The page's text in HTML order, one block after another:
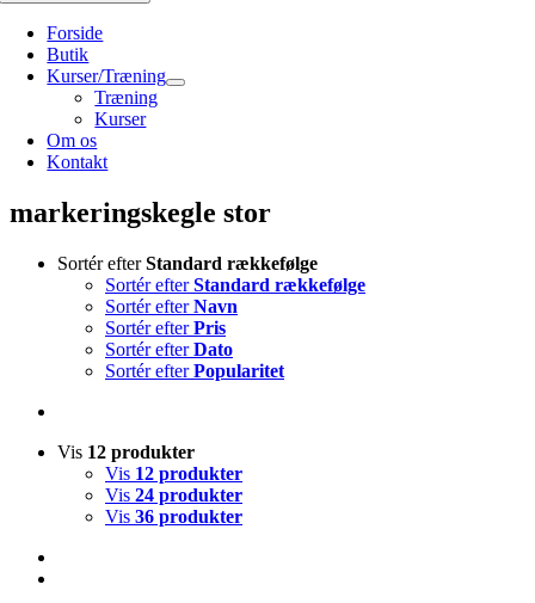
Forside
Butik
Kurser/Træning
Træning
Kurser
Om os
Kontakt
markeringskegle stor
Sortér efterStandard rækkefølge
Sortér efterStandard rækkefølge
Sortér efterNavn
Sortér efterPris
Sortér efterDato
Sortér efterPopularitet
Vis 12 produkter
Vis 12 produkter
Vis 24 produkter
Vis 36 produkter